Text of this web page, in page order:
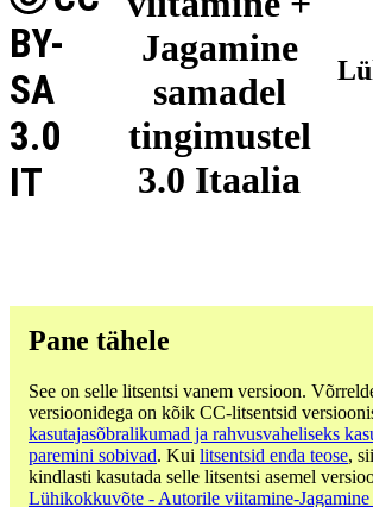
Jagamine
samadel
tingimustel
3.0 Itaalia
BY-
SA
3.0
IT
Pane tähele
See on selle litsentsi vanem versioon.
versioonidega on kõik CC-litsentsid
kasutajasõbralikumad ja rahvusvaheliseks
paremini sobivad. Kui litsentsid enda teose,
kindlasti kasutada selle litsentsi asemel
Lühikokkuvõte - Autorile viitamine-Jagamine